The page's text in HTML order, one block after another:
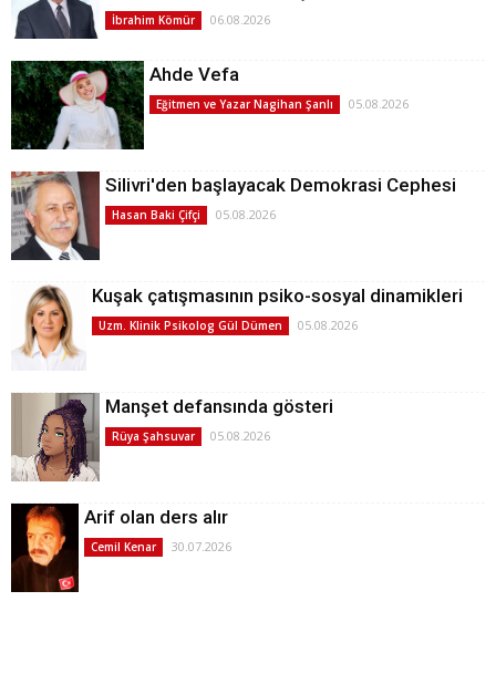
İbrahim Kömür 06.08.2026
Ahde Vefa
Eğitmen ve Yazar Nagihan Şanlı 05.08.2026
Silivri'den başlayacak Demokrasi Cephesi
Hasan Baki Çifçi 05.08.2026
Kuşak çatışmasının psiko-sosyal dinamikleri
Uzm. Klinik Psikolog Gül Dümen 05.08.2026
Manşet defansında gösteri
Rüya Şahsuvar 05.08.2026
Arif olan ders alır
Cemil Kenar 30.07.2026